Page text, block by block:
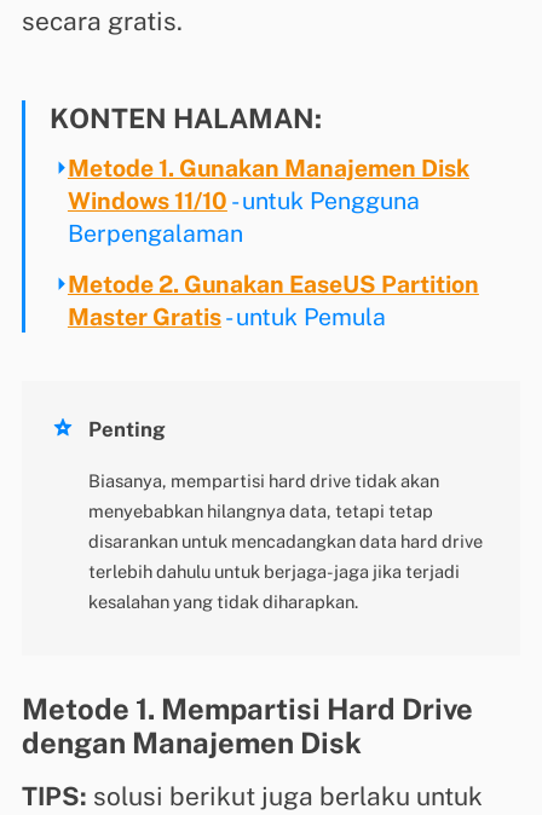
secara gratis.
KONTEN HALAMAN:
Metode 1. Gunakan Manajemen Disk
Windows 11/10 - untuk Pengguna
Berpengalaman
Metode 2. Gunakan EaseUS Partition
Master Gratis- untuk Pemula
 Penting
Biasanya, mempartisi hard drive tidak akan
menyebabkan hilangnya data, tetapi tetap
disarankan untuk mencadangkan data hard drive
terlebih dahulu untuk berjaga-jaga jika terjadi
kesalahan yang tidak diharapkan.
Metode 1. Mempartisi Hard Drive
dengan Manajemen Disk
TIPS: solusi berikut juga berlaku untuk